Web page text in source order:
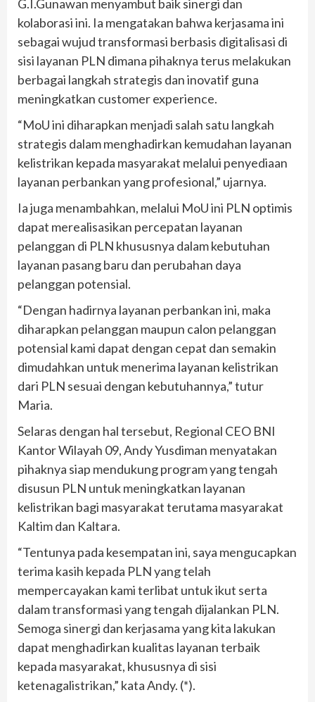
G.I.Gunawan menyambut baik sinergi dan
kolaborasi ini. Ia mengatakan bahwa kerjasama ini
sebagai wujud transformasi berbasis digitalisasi di
sisi layanan PLN dimana pihaknya terus melakukan
berbagai langkah strategis dan inovatif guna
meningkatkan customer experience.
“MoU ini diharapkan menjadi salah satu langkah
strategis dalam menghadirkan kemudahan layanan
kelistrikan kepada masyarakat melalui penyediaan
layanan perbankan yang profesional,” ujarnya.
Ia juga menambahkan, melalui MoU ini PLN optimis
dapat merealisasikan percepatan layanan
pelanggan di PLN khususnya dalam kebutuhan
layanan pasang baru dan perubahan daya
pelanggan potensial.
“Dengan hadirnya layanan perbankan ini, maka
diharapkan pelanggan maupun calon pelanggan
potensial kami dapat dengan cepat dan semakin
dimudahkan untuk menerima layanan kelistrikan
dari PLN sesuai dengan kebutuhannya,” tutur
Maria.
Selaras dengan hal tersebut, Regional CEO BNI
Kantor Wilayah 09, Andy Yusdiman menyatakan
pihaknya siap mendukung program yang tengah
disusun PLN untuk meningkatkan layanan
kelistrikan bagi masyarakat terutama masyarakat
Kaltim dan Kaltara.
“Tentunya pada kesempatan ini, saya mengucapkan
terima kasih kepada PLN yang telah
mempercayakan kami terlibat untuk ikut serta
dalam transformasi yang tengah dijalankan PLN.
Semoga sinergi dan kerjasama yang kita lakukan
dapat menghadirkan kualitas layanan terbaik
kepada masyarakat, khususnya di sisi
ketenagalistrikan,” kata Andy. (*).